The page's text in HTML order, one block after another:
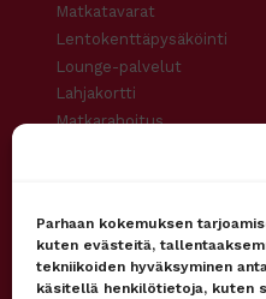
Parhaan kokemuksen
kuten evästeitä,
tekniikoiden hyväksyminen
käsitellä henkilötietoja, kuten
Matkatavarat
Lentokenttäpysäköinti
Lounge-palvelut
Lahjakortti
Matkarahoitus